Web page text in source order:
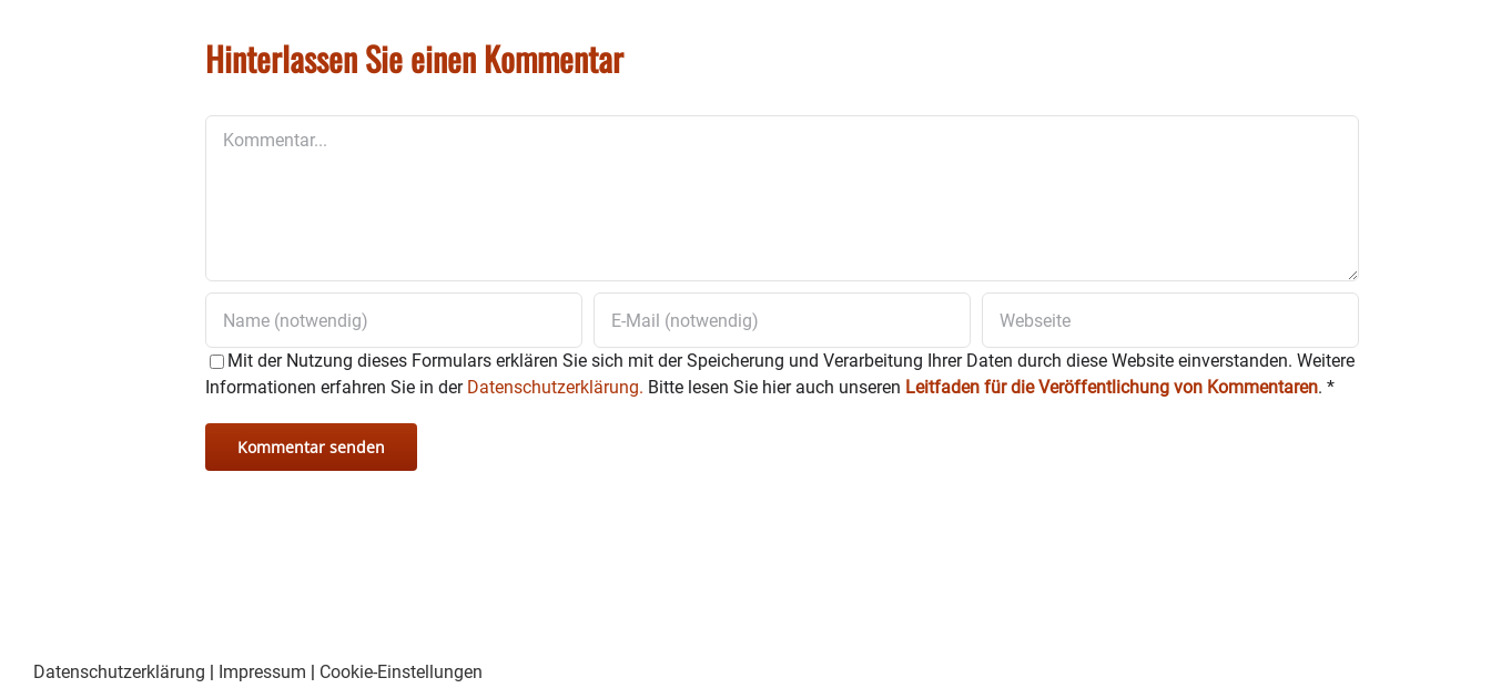
Hinterlassen Sie einen Kommentar
Mit der Nutzung dieses Formulars erklären Sie sich mit der Speicherung und Verarbeitung Ihrer Daten durch diese Website einverstanden. Weitere
Informationen erfahren Sie in der Datenschutzerklärung. Bitte lesen Sie hier auch unseren Leitfaden für die Veröffentlichung von Kommentaren. *
Datenschutzerklärung | Impressum | Cookie-Einstellungen